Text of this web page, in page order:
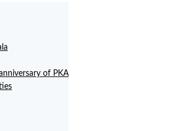
of PKA